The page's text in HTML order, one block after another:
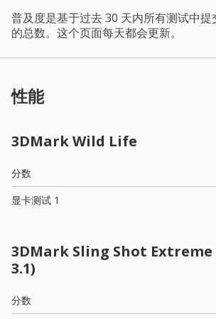
普及度是基于过去 30 天内所有测试中
的总数。这个页面每天都会更新。
性能
3DMark Wild Life
分数
显卡测试 1
3DMark Sling Shot Extreme
3.1)
分数